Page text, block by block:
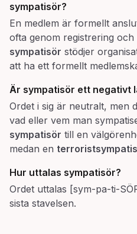
sympatisör?
En medlem är formellt
ofta genom registrering och
sympatisör stödjer
att ha ett formellt
Är sympatisör ett negativt
Ordet i sig är neutralt, men
vad eller vem man
sympatisör till en
medan en
Hur uttalas sympatisör?
Ordet uttalas [sym-pa-ti-
sista stavelsen.